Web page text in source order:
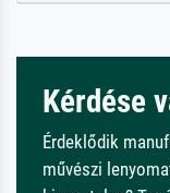
Kérdése
Érdeklődik
művészi